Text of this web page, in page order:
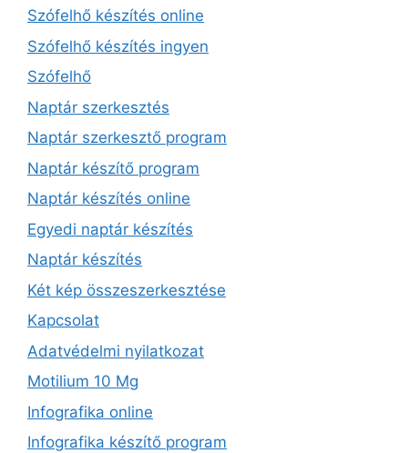
Szófelhő készítés online
Szófelhő készítés ingyen
Szófelhő
Naptár szerkesztés
Naptár szerkesztő program
Naptár készítő program
Naptár készítés online
Egyedi naptár készítés
Naptár készítés
Két kép összeszerkesztése
Kapcsolat
Adatvédelmi nyilatkozat
Motilium 10 Mg
Infografika online
Infografika készítő program